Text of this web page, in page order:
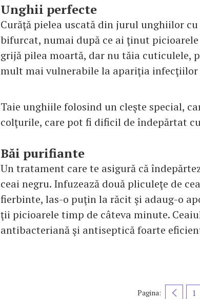
Unghii perfecte
Curăţă pielea uscată din jurul unghiilor
bifurcat, numai după ce ai ţinut
grijă pilea moartă, dar nu tăia cuticulele,
mult mai vulnerabile la apariţia infecţiilor
Taie unghiile folosind un cleşte special,
colţurile, care pot fi dificil de îndepărtat
Băi purifiante
Un tratament care te asigură că
ceai negru. Infuzează două pliculeţe de
fierbinte, las-o puţin la răcit şi adaug-o
ţii picioarele timp de câteva minute.
antibacteriană şi antiseptică foarte
Pagina: 1